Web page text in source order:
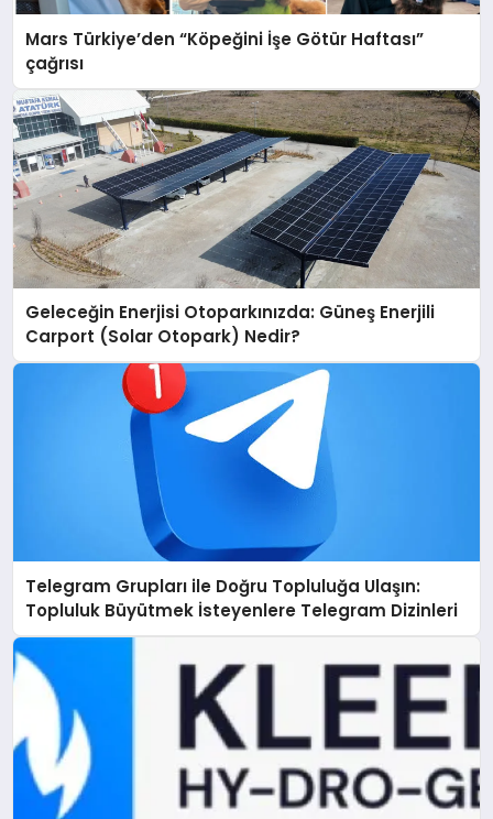
Mars Türkiye’den “Köpeğini İşe Götür Haftası”
çağrısı
Geleceğin Enerjisi Otoparkınızda: Güneş Enerjili
Carport (Solar Otopark) Nedir?
Telegram Grupları ile Doğru Topluluğa Ulaşın:
Topluluk Büyütmek İsteyenlere Telegram Dizinleri